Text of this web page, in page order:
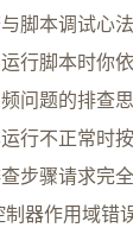
脚本调试心
行脚本时你
问题的排查
行不正常时
步骤请求完
器作用域错